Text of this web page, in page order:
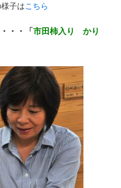
子は こちら
・・「市田柿入り かり